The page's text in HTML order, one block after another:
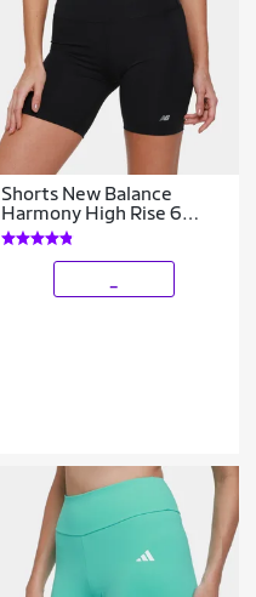
Shorts New Balance
Harmony High Rise 6
Feminino